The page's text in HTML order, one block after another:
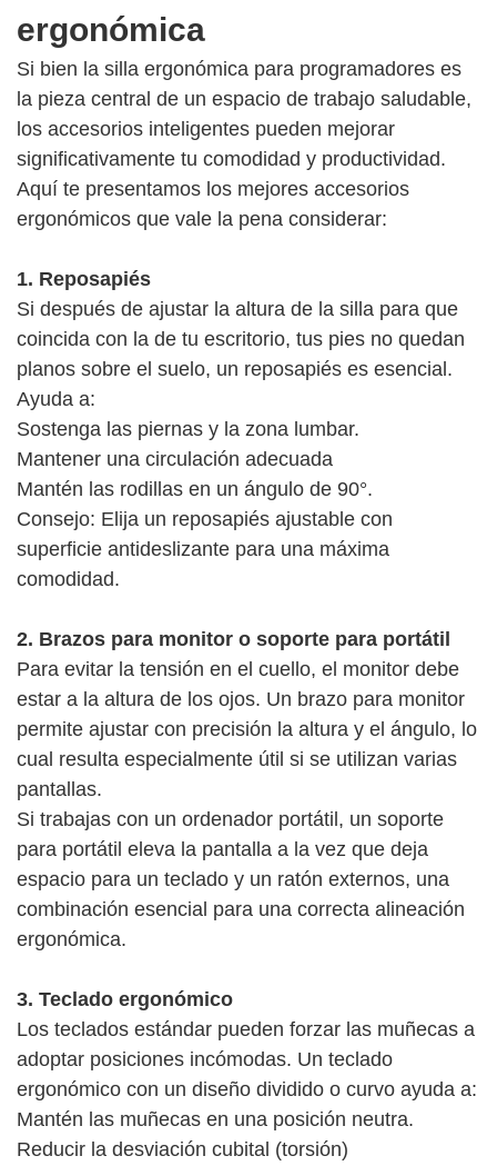
ergonómica
Si bien la silla ergonómica para programadores es
la pieza central de un espacio de trabajo saludable,
los accesorios inteligentes pueden mejorar
significativamente tu comodidad y productividad.
Aquí te presentamos los mejores accesorios
ergonómicos que vale la pena considerar:
1. Reposapiés
Si después de ajustar la altura de la silla para que
coincida con la de tu escritorio, tus pies no quedan
planos sobre el suelo, un reposapiés es esencial.
Ayuda a:
Sostenga las piernas y la zona lumbar.
Mantener una circulación adecuada
Mantén las rodillas en un ángulo de 90°.
Consejo: Elija un reposapiés ajustable con
superficie antideslizante para una máxima
comodidad.
2. Brazos para monitor o soporte para portátil
Para evitar la tensión en el cuello, el monitor debe
estar a la altura de los ojos. Un brazo para monitor
permite ajustar con precisión la altura y el ángulo, lo
cual resulta especialmente útil si se utilizan varias
pantallas.
Si trabajas con un ordenador portátil, un soporte
para portátil eleva la pantalla a la vez que deja
espacio para un teclado y un ratón externos, una
combinación esencial para una correcta alineación
ergonómica.
3. Teclado ergonómico
Los teclados estándar pueden forzar las muñecas a
adoptar posiciones incómodas. Un teclado
ergonómico con un diseño dividido o curvo ayuda a:
Mantén las muñecas en una posición neutra.
Reducir la desviación cubital (torsión)